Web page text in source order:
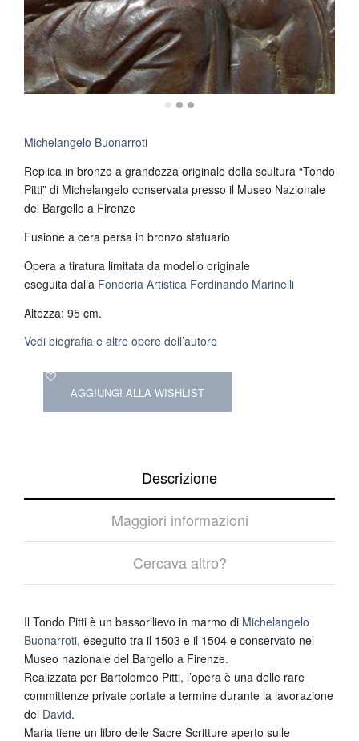
Michelangelo Buonarroti
Replica in bronzo a grandezza originale della scultura “Tondo
Pitti” di Michelangelo conservata presso il Museo Nazionale
del Bargello a Firenze
Fusione a cera persa in bronzo statuario
Opera a tiratura limitata da modello originale
eseguita dalla Fonderia Artistica Ferdinando Marinelli
Altezza: 95 cm.
Vedi biografia e altre opere dell’autore
AGGIUNGI ALLA WISHLIST
Descrizione
Maggiori informazioni
Cercava altro?
Il Tondo Pitti è un bassorilievo in marmo di Michelangelo
Buonarroti, eseguito tra il 1503 e il 1504 e conservato nel
Museo nazionale del Bargello a Firenze.
Realizzata per Bartolomeo Pitti, l’opera è una delle rare
committenze private portate a termine durante la lavorazione
del David.
Maria tiene un libro delle Sacre Scritture aperto sulle